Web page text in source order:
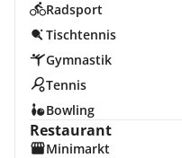
Radsport
Tischtennis
Gymnastik
Tennis
Bowling
Restaurant
Minimarkt